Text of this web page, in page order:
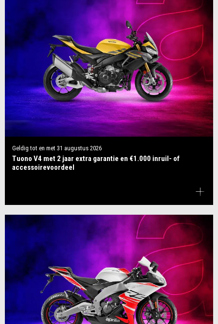
Geldig tot en met 31 augustus 2026
Tuono V4 met 2 jaar extra garantie en €1.000 inruil- of
accessoirevoordeel